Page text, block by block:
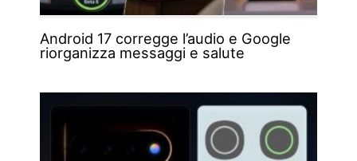
Android 17 corregge l’audio e Google
riorganizza messaggi e salute